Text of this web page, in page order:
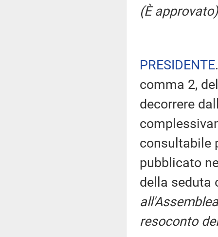
(È approvato)
PRESIDENTE
comma 2,
decorrere
consultabile
pubblicato
della seduta
resoconto